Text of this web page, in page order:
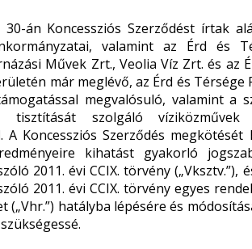
30-án Koncessziós Szerződést írtak
valamint az Érd és
Művek Zrt., Veolia Víz Zrt. és az
már meglévő, az Érd és
megvalósuló, valamint a
tisztítását szolgáló
A Koncessziós Szerződés
kihatást gyakorló
2011. évi CCIX. törvény
2011. évi CCIX. törvény egyes
(„Vhr.”) hatályba lépésére és